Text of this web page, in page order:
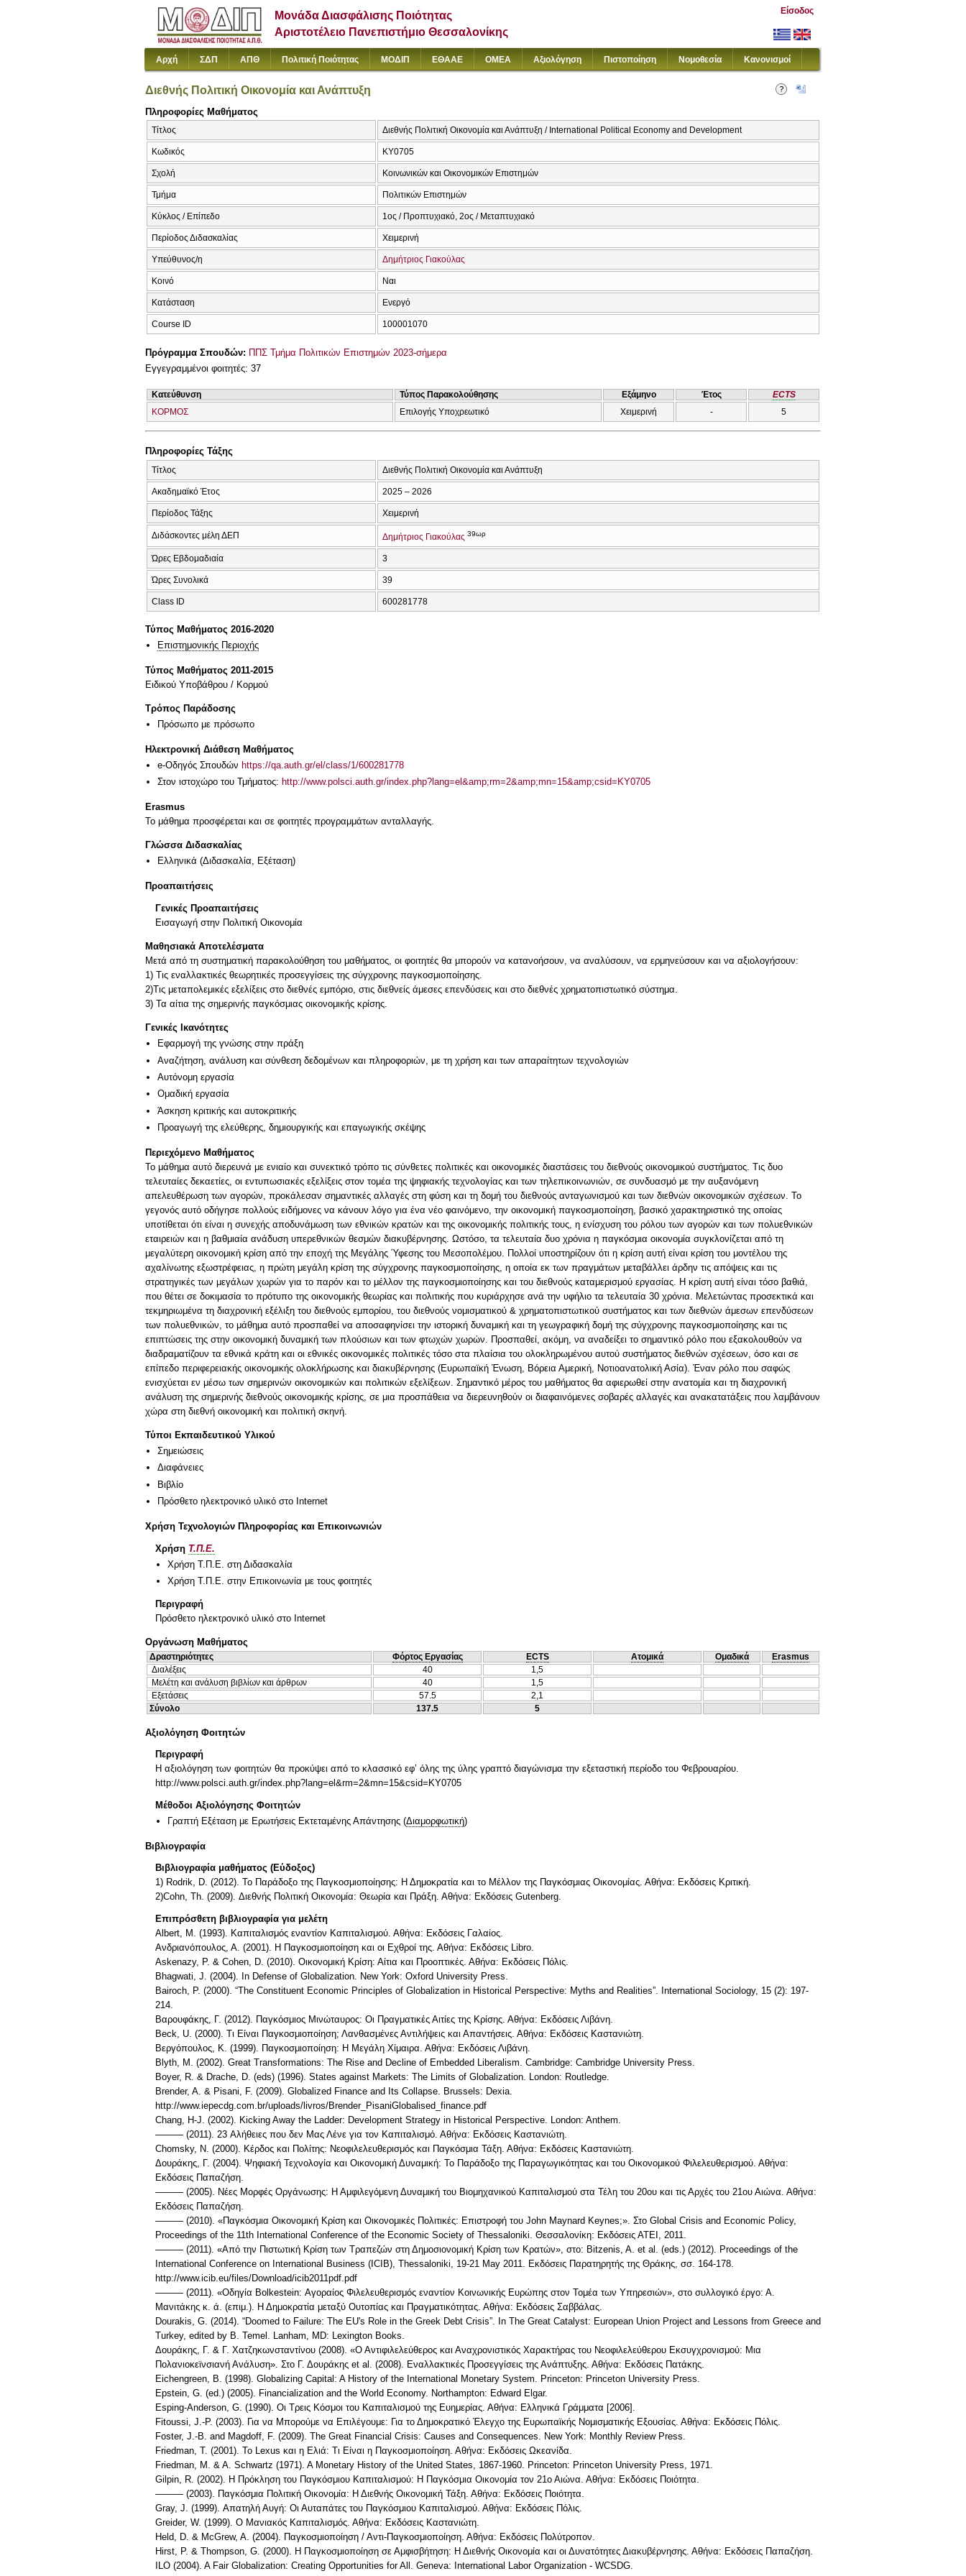
Μονάδα Διασφάλισης Ποιότητας
Αριστοτέλειο Πανεπιστήμιο Θεσσαλονίκης
Είσοδος
Αρχή ΣΔΠ ΑΠΘ Πολιτική Ποιότητας ΜΟΔΙΠ ΕΘΑΑΕ ΟΜΕΑ Αξιολόγηση Πιστοποίηση Νομοθεσία Κανονισμοί
Διεθνής Πολιτική Οικονομία και Ανάπτυξη
Πληροφορίες Μαθήματος
Τίτλος Διεθνής Πολιτική Οικονομία και Ανάπτυξη / International Political Economy and Development
Κωδικός ΚΥ0705
Σχολή Κοινωνικών και Οικονομικών Επιστημών
Τμήμα Πολιτικών Επιστημών
Κύκλος / Επίπεδο 1ος / Προπτυχιακό, 2ος / Μεταπτυχιακό
Περίοδος Διδασκαλίας Χειμερινή
Υπεύθυνος/η Δημήτριος Γιακούλας
Κοινό Ναι
Κατάσταση Ενεργό
Course ID 100001070
Πρόγραμμα Σπουδών: ΠΠΣ Τμήμα Πολιτικών Επιστημών 2023-σήμερα
Εγγεγραμμένοι φοιτητές: 37
Κατεύθυνση Τύπος Παρακολούθησης Εξάμηνο Έτος
ECTS
ΚΟΡΜΟΣ
Επιλογής Υποχρεωτικό Χειμερινή - 5
Πληροφορίες Τάξης
Τίτλος Διεθνής Πολιτική Οικονομία και Ανάπτυξη
Ακαδημαϊκό Έτος 2025 – 2026
Περίοδος Τάξης Χειμερινή
Διδάσκοντες μέλη ΔΕΠ Δημήτριος Γιακούλας 39ωρ
Ώρες Εβδομαδιαία 3
Ώρες Συνολικά 39
Class ID 600281778
Τύπος Μαθήματος 2016-2020
Επιστημονικής Περιοχής
Τύπος Μαθήματος 2011-2015
Ειδικού Υποβάθρου / Κορμού
Τρόπος Παράδοσης
Πρόσωπο με πρόσωπο
Ηλεκτρονική Διάθεση Μαθήματος
e-Οδηγός Σπουδών https://qa.auth.gr/el/class/1/600281778
Στον ιστοχώρο του Τμήματος: http://www.polsci.auth.gr/index.php?lang=el&amp;rm=2&amp;mn=15&amp;csid=ΚΥ0705
Erasmus
Το μάθημα προσφέρεται και σε φοιτητές προγραμμάτων ανταλλαγής.
Γλώσσα Διδασκαλίας
Ελληνικά (Διδασκαλία, Εξέταση)
Προαπαιτήσεις
Γενικές Προαπαιτήσεις
Εισαγωγή στην Πολιτική Οικονομία
Μαθησιακά Αποτελέσματα
Μετά από τη συστηματική παρακολούθηση του μαθήματος, οι φοιτητές θα μπορούν να κατανοήσουν, να αναλύσουν, να ερμηνεύσουν και να αξιολογήσουν:
1) Τις εναλλακτικές θεωρητικές προσεγγίσεις της σύγχρονης παγκοσμιοποίησης.
2)Τις μεταπολεμικές εξελίξεις στο διεθνές εμπόριο, στις διεθνείς άμεσες επενδύσεις και στο διεθνές χρηματοπιστωτικό σύστημα.
3) Τα αίτια της σημερινής παγκόσμιας οικονομικής κρίσης.
Γενικές Ικανότητες
Εφαρμογή της γνώσης στην πράξη
Αναζήτηση, ανάλυση και σύνθεση δεδομένων και πληροφοριών, με τη χρήση και των απαραίτητων τεχνολογιών
Αυτόνομη εργασία
Ομαδική εργασία
Άσκηση κριτικής και αυτοκριτικής
Προαγωγή της ελεύθερης, δημιουργικής και επαγωγικής σκέψης
Περιεχόμενο Μαθήματος
Το μάθημα αυτό διερευνά με ενιαίο και συνεκτικό τρόπο τις σύνθετες πολιτικές και οικονομικές διαστάσεις του διεθνούς οικονομικού συστήματος. Τις δυο
τελευταίες δεκαετίες, οι εντυπωσιακές εξελίξεις στον τομέα της ψηφιακής τεχνολογίας και των τηλεπικοινωνιών, σε συνδυασμό με την αυξανόμενη
απελευθέρωση των αγορών, προκάλεσαν σημαντικές αλλαγές στη φύση και τη δομή του διεθνούς ανταγωνισμού και των διεθνών οικονομικών σχέσεων. Το
γεγονός αυτό οδήγησε πολλούς ειδήμονες να κάνουν λόγο για ένα νέο φαινόμενο, την οικονομική παγκοσμιοποίηση, βασικό χαρακτηριστικό της οποίας
υποτίθεται ότι είναι η συνεχής αποδυνάμωση των εθνικών κρατών και της οικονομικής πολιτικής τους, η ενίσχυση του ρόλου των αγορών και των πολυεθνικών
εταιρειών και η βαθμιαία ανάδυση υπερεθνικών θεσμών διακυβέρνησης. Ωστόσο, τα τελευταία δυο χρόνια η παγκόσμια οικονομία συγκλονίζεται από τη
μεγαλύτερη οικονομική κρίση από την εποχή της Μεγάλης Ύφεσης του Μεσοπολέμου. Πολλοί υποστηρίζουν ότι η κρίση αυτή είναι κρίση του μοντέλου της
αχαλίνωτης εξωστρέφειας, η πρώτη μεγάλη κρίση της σύγχρονης παγκοσμιοποίησης, η οποία εκ των πραγμάτων μεταβάλλει άρδην τις απόψεις και τις
στρατηγικές των μεγάλων χωρών για το παρόν και το μέλλον της παγκοσμιοποίησης και του διεθνούς καταμερισμού εργασίας. Η κρίση αυτή είναι τόσο βαθιά,
που θέτει σε δοκιμασία το πρότυπο της οικονομικής θεωρίας και πολιτικής που κυριάρχησε ανά την υφήλιο τα τελευταία 30 χρόνια. Μελετώντας προσεκτικά και
τεκμηριωμένα τη διαχρονική εξέλιξη του διεθνούς εμπορίου, του διεθνούς νομισματικού & χρηματοπιστωτικού συστήματος και των διεθνών άμεσων επενδύσεων
των πολυεθνικών, το μάθημα αυτό προσπαθεί να αποσαφηνίσει την ιστορική δυναμική και τη γεωγραφική δομή της σύγχρονης παγκοσμιοποίησης και τις
επιπτώσεις της στην οικονομική δυναμική των πλούσιων και των φτωχών χωρών. Προσπαθεί, ακόμη, να αναδείξει το σημαντικό ρόλο που εξακολουθούν να
διαδραματίζουν τα εθνικά κράτη και οι εθνικές οικονομικές πολιτικές τόσο στα πλαίσια του ολοκληρωμένου αυτού συστήματος διεθνών σχέσεων, όσο και σε
επίπεδο περιφερειακής οικονομικής ολοκλήρωσης και διακυβέρνησης (Ευρωπαϊκή Ένωση, Βόρεια Αμερική, Νοτιοανατολική Ασία). Έναν ρόλο που σαφώς
ενισχύεται εν μέσω των σημερινών οικονομικών και πολιτικών εξελίξεων. Σημαντικό μέρος του μαθήματος θα αφιερωθεί στην ανατομία και τη διαχρονική
ανάλυση της σημερινής διεθνούς οικονομικής κρίσης, σε μια προσπάθεια να διερευνηθούν οι διαφαινόμενες σοβαρές αλλαγές και ανακατατάξεις που λαμβάνουν
χώρα στη διεθνή οικονομική και πολιτική σκηνή.
Τύποι Εκπαιδευτικού Υλικού
Σημειώσεις
Διαφάνειες
Βιβλίο
Πρόσθετο ηλεκτρονικό υλικό στο Internet
Χρήση Τεχνολογιών Πληροφορίας και Επικοινωνιών
Χρήση Τ.Π.Ε.
Χρήση Τ.Π.Ε. στη Διδασκαλία
Χρήση Τ.Π.Ε. στην Επικοινωνία με τους φοιτητές
Περιγραφή
Πρόσθετο ηλεκτρονικό υλικό στο Internet
Οργάνωση Μαθήματος
Δραστηριότητες Φόρτος Εργασίας ECTS Ατομικά Ομαδικά
Erasmus
Διαλέξεις
40
1,5
Μελέτη και ανάλυση βιβλίων και άρθρων
40
1,5
Εξετάσεις
57.5
2,1
Σύνολο
137.5 5
Αξιολόγηση Φοιτητών
Περιγραφή
Η αξιολόγηση των φοιτητών θα προκύψει από το κλασσικό εφ’ όλης της ύλης γραπτό διαγώνισμα την εξεταστική περίοδο του Φεβρουαρίου.
http://www.polsci.auth.gr/index.php?lang=el&rm=2&mn=15&csid=ΚΥ0705
Μέθοδοι Αξιολόγησης Φοιτητών
Γραπτή Εξέταση με Ερωτήσεις Εκτεταμένης Απάντησης (Διαμορφωτική)
Βιβλιογραφία
Βιβλιογραφία μαθήματος (Εύδοξος)
1) Rodrik, D. (2012). Το Παράδοξο της Παγκοσμιοποίησης: Η Δημοκρατία και το Μέλλον της Παγκόσμιας Οικονομίας. Αθήνα: Εκδόσεις Κριτική.
2)Cohn, Th. (2009). Διεθνής Πολιτική Οικονομία: Θεωρία και Πράξη. Αθήνα: Εκδόσεις Gutenberg.
Επιπρόσθετη βιβλιογραφία για μελέτη
Albert, M. (1993). Καπιταλισμός εναντίον Καπιταλισμού. Αθήνα: Εκδόσεις Γαλαίος.
Ανδριανόπουλος, Α. (2001). Η Παγκοσμιοποίηση και οι Εχθροί της. Αθήνα: Εκδόσεις Libro.
Askenazy, P. & Cohen, D. (2010). Οικονομική Κρίση: Αίτια και Προοπτικές. Αθήνα: Εκδόσεις Πόλις.
Bhagwati, J. (2004). In Defense of Globalization. New York: Oxford University Press.
Bairoch, P. (2000). “The Constituent Economic Principles of Globalization in Historical Perspective: Myths and Realities”. International Sociology, 15 (2): 197-
214.
Βαρουφάκης, Γ. (2012). Παγκόσμιος Μινώταυρος: Οι Πραγματικές Αιτίες της Κρίσης. Αθήνα: Εκδόσεις Λιβάνη.
Beck, U. (2000). Τι Είναι Παγκοσμιοποίηση; Λανθασμένες Αντιλήψεις και Απαντήσεις. Αθήνα: Εκδόσεις Καστανιώτη.
Βεργόπουλος, Κ. (1999). Παγκοσμιοποίηση: Η Μεγάλη Χίμαιρα. Αθήνα: Εκδόσεις Λιβάνη.
Blyth, M. (2002). Great Transformations: The Rise and Decline of Embedded Liberalism. Cambridge: Cambridge University Press.
Boyer, R. & Drache, D. (eds) (1996). States against Markets: The Limits of Globalization. London: Routledge.
Brender, A. & Pisani, F. (2009). Globalized Finance and Its Collapse. Brussels: Dexia.
http://www.iepecdg.com.br/uploads/livros/Brender_PisaniGlobalised_finance.pdf
Chang, H-J. (2002). Kicking Away the Ladder: Development Strategy in Historical Perspective. London: Anthem.
——— (2011). 23 Αλήθειες που δεν Μας Λένε για τον Καπιταλισμό. Αθήνα: Εκδόσεις Καστανιώτη.
Chomsky, N. (2000). Κέρδος και Πολίτης: Νεοφιλελευθερισμός και Παγκόσμια Τάξη. Αθήνα: Εκδόσεις Καστανιώτη.
Δουράκης, Γ. (2004). Ψηφιακή Τεχνολογία και Οικονομική Δυναμική: Το Παράδοξο της Παραγωγικότητας και του Οικονομικού Φιλελευθερισμού. Αθήνα:
Εκδόσεις Παπαζήση.
——— (2005). Νέες Μορφές Οργάνωσης: Η Αμφιλεγόμενη Δυναμική του Βιομηχανικού Καπιταλισμού στα Τέλη του 20ου και τις Αρχές του 21ου Αιώνα. Αθήνα:
Εκδόσεις Παπαζήση.
——— (2010). «Παγκόσμια Οικονομική Κρίση και Οικονομικές Πολιτικές: Επιστροφή του John Maynard Keynes;». Στο Global Crisis and Economic Policy,
Proceedings of the 11th International Conference of the Economic Society of Thessaloniki. Θεσσαλονίκη: Εκδόσεις ΑΤΕΙ, 2011.
——— (2011). «Από την Πιστωτική Κρίση των Τραπεζών στη Δημοσιονομική Κρίση των Κρατών», στο: Bitzenis, A. et al. (eds.) (2012). Proceedings of the
International Conference on International Business (ICIB), Thessaloniki, 19-21 May 2011. Εκδόσεις Παρατηρητής της Θράκης, σσ. 164-178.
http://www.icib.eu/files/Download/icib2011pdf.pdf
——— (2011). «Οδηγία Bolkestein: Αγοραίος Φιλελευθερισμός εναντίον Κοινωνικής Ευρώπης στον Τομέα των Υπηρεσιών», στο συλλογικό έργο: Α.
Μανιτάκης κ. ά. (επιμ.). Η Δημοκρατία μεταξύ Ουτοπίας και Πραγματικότητας. Αθήνα: Εκδόσεις Σαββάλας.
Dourakis, G. (2014). “Doomed to Failure: The EU's Role in the Greek Debt Crisis”. In The Great Catalyst: European Union Project and Lessons from Greece and
Turkey, edited by B. Temel. Lanham, MD: Lexington Books.
Δουράκης, Γ. & Γ. Χατζηκωνσταντίνου (2008). «Ο Αντιφιλελεύθερος και Αναχρονιστικός Χαρακτήρας του Νεοφιλελεύθερου Εκσυγχρονισμού: Μια
Πολανιοκεϊνσιανή Ανάλυση». Στο Γ. Δουράκης et al. (2008). Εναλλακτικές Προσεγγίσεις της Ανάπτυξης. Αθήνα: Εκδόσεις Πατάκης.
Eichengreen, B. (1998). Globalizing Capital: A History of the International Monetary System. Princeton: Princeton University Press.
Epstein, G. (ed.) (2005). Financialization and the World Economy. Northampton: Edward Elgar.
Esping-Anderson, G. (1990). Οι Τρεις Κόσμοι του Καπιταλισμού της Ευημερίας. Αθήνα: Ελληνικά Γράμματα [2006].
Fitoussi, J.-P. (2003). Για να Μπορούμε να Επιλέγουμε: Για το Δημοκρατικό Έλεγχο της Ευρωπαϊκής Νομισματικής Εξουσίας. Αθήνα: Εκδόσεις Πόλις.
Foster, J.-B. and Magdoff, F. (2009). The Great Financial Crisis: Causes and Consequences. New York: Monthly Review Press.
Friedman, T. (2001). Το Lexus και η Ελιά: Τι Είναι η Παγκοσμιοποίηση. Αθήνα: Εκδόσεις Ωκεανίδα.
Friedman, M. & A. Schwartz (1971). A Monetary History of the United States, 1867-1960. Princeton: Princeton University Press, 1971.
Gilpin, R. (2002). Η Πρόκληση του Παγκόσμιου Καπιταλισμού: Η Παγκόσμια Οικονομία τον 21ο Αιώνα. Αθήνα: Εκδόσεις Ποιότητα.
——— (2003). Παγκόσμια Πολιτική Οικονομία: Η Διεθνής Οικονομική Τάξη. Αθήνα: Εκδόσεις Ποιότητα.
Gray, J. (1999). Απατηλή Αυγή: Οι Αυταπάτες του Παγκόσμιου Καπιταλισμού. Αθήνα: Εκδόσεις Πόλις.
Greider, W. (1999). Ο Μανιακός Καπιταλισμός. Αθήνα: Εκδόσεις Καστανιώτη.
Held, D. & McGrew, A. (2004). Παγκοσμιοποίηση / Αντι-Παγκοσμιοποίηση. Αθήνα: Εκδόσεις Πολύτροπον.
Hirst, P. & Thompson, G. (2000). Η Παγκοσμιοποίηση σε Αμφισβήτηση: Η Διεθνής Οικονομία και οι Δυνατότητες Διακυβέρνησης. Αθήνα: Εκδόσεις Παπαζήση.
ILO (2004). A Fair Globalization: Creating Opportunities for All. Geneva: International Labor Organization - WCSDG.